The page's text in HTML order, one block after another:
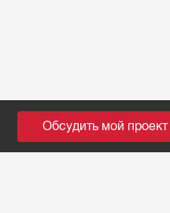
Обсудить мой проект